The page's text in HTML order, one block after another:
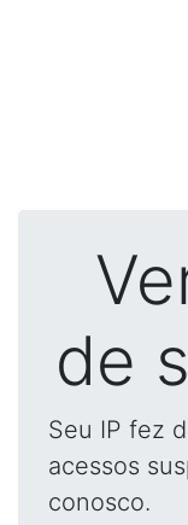
de
Seu IP fez
acessos
conosco.